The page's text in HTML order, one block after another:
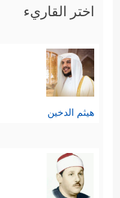
اختر القاريء
هيثم الدخين